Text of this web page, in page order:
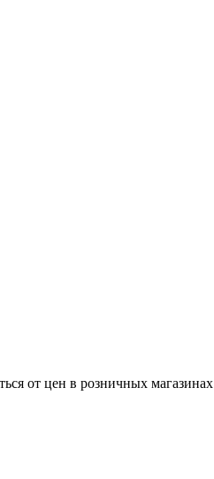
от цен в розничных магазинах